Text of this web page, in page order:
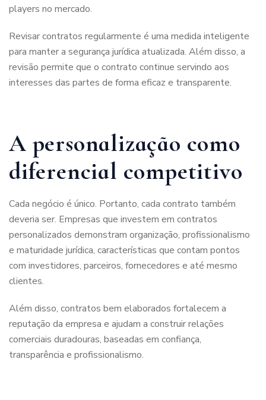
players no mercado.
Revisar contratos regularmente é uma medida inteligente
para manter a segurança jurídica atualizada. Além disso, a
revisão permite que o contrato continue servindo aos
interesses das partes de forma eficaz e transparente.
A personalização como
diferencial competitivo
Cada negócio é único. Portanto, cada contrato também
deveria ser. Empresas que investem em contratos
personalizados demonstram organização, profissionalismo
e maturidade jurídica, características que contam pontos
com investidores, parceiros, fornecedores e até mesmo
clientes.
Além disso, contratos bem elaborados fortalecem a
reputação da empresa e ajudam a construir relações
comerciais duradouras, baseadas em confiança,
transparência e profissionalismo.